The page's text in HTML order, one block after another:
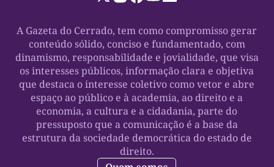
A Gazeta do Cerrado, tem como compromisso gerar
conteúdo sólido, conciso e fundamentado, com
dinamismo, responsabilidade e jovialidade, que visa
os interesses públicos, informação clara e objetiva
que destaca o interesse coletivo como vetor e abre
espaço ao público e à academia, ao direito e a
economia, a cultura e a cidadania, parte do
pressuposto que a comunicação é a base da
estrutura da sociedade democrática do estado de
direito.